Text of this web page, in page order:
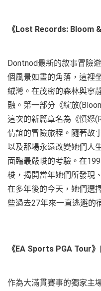
《Lost Records: Bloom
Dontnod最新的敘事冒險
個風景如畫的角落，這裡
絨灣。在茂密的森林與寧
融。第一部分《綻放
這次的新篇章名為《憤怒
情誼的冒險旅程。隨著故
以及那場永遠改變她們人
面臨最嚴峻的考驗。在
梭，揭開當年她們所發現
在多年後的今天，她們選
些過去27年來一直逃避的
《EA Sports PGA Tour》
作為大滿貫賽事的獨家主